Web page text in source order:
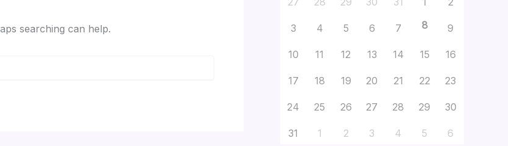
searching can help. 3 4 5 6 7 8 9
10 11 12 13 14 15 16
17 18 19 20 21 22 23
24 25 26 27 28 29 30
31 1 2 3 4 5 6